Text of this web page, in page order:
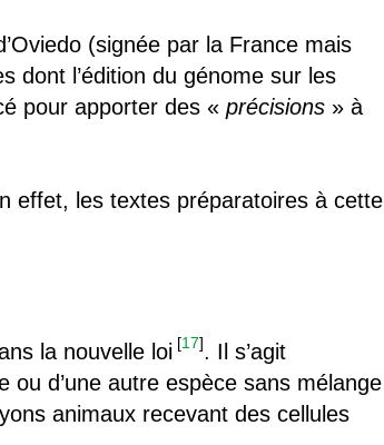
(signée par la France mais
dont l’édition du génome sur les
pour apporter des «précisions » à
effet, les textes préparatoires à cette
la nouvelle loi [17]. Il s’agit
ou d’une autre espèce sans mélange
animaux recevant des cellules